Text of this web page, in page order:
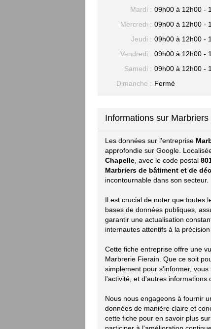
Mardi : 09h00 à 12h00 -
Mercredi : 09h00 à 12h00 -
Jeudi : 09h00 à 12h00 -
Vendredi : 09h00 à 12h00 -
Samedi : 09h00 à 12h00 -
Dimanche : Fermé
Informations sur
Les données sur l'entreprise
approfondie sur Google.
Chapelle , avec le code postal
Marbriers de bâtiment et de
incontournable dans son secteur.
Il est crucial de noter que toutes
bases de données publiques,
garantir une actualisation
internautes attentifs à la
Cette fiche entreprise offre une
Marbrerie Fierain. Que ce soit
simplement pour s'informer,
l'activité, et d'autres informations
Nous nous engageons à fournir
données de manière claire et
cette fiche pour en savoir plus sur